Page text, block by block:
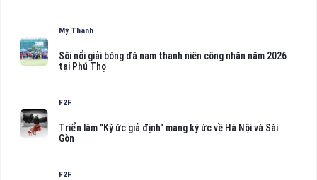
Mỹ Thanh
Sôi nổi giải bóng đá nam thanh niên công nhân năm 2026
tại Phú Thọ
F2F
Triển lãm "Ký ức giả định" mang ký ức về Hà Nội và Sài
Gòn
F2F